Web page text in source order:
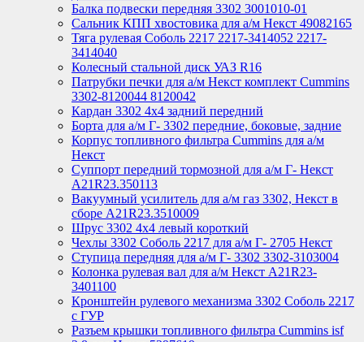
Балка подвески передняя 3302 3001010-01
Сальник КПП хвостовика для а/м Некст 49082165
Тяга рулевая Соболь 2217 2217-3414052 2217-
3414040
Колесный стальной диск УАЗ R16
Патрубки печки для а/м Некст комплект Cummins
3302-8120044 8120042
Кардан 3302 4х4 задний передний
Борта для а/м Г- 3302 передние, боковые, задние
Корпус топливного фильтра Cummins для а/м
Некст
Суппорт передний тормозной для а/м Г- Некст
А21R23.350113
Вакуумный усилитель для а/м газ 3302, Некст в
сборе A21R23.3510009
Шрус 3302 4х4 левый короткий
Чехлы 3302 Соболь 2217 для а/м Г- 2705 Некст
Ступица передняя для а/м Г- 3302 3302-3103004
Колонка рулевая вал для а/м Некст A21R23-
3401100
Кронштейн рулевого механизма 3302 Соболь 2217
с ГУР
Разъем крышки топливного фильтра Cummins isf